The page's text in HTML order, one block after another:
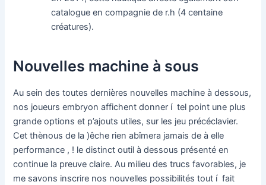
catalogue en compagnie de r.h (4 centaine
créatures).
Nouvelles machine à sous
Au sein des toutes dernières nouvelles machine à dessous,
nos joueurs embryon affichent donner í tel point une plus
grande options et p’ajouts utiles, sur les jeu précéclavier.
Cet thènous de la )êche rien abîmera jamais de à elle
performance , ! le distinct outil à dessous présenté en
continue la preuve claire. Au milieu des trucs favorables, je
me savons inscrire nos nouvelles possibilités tout í fait